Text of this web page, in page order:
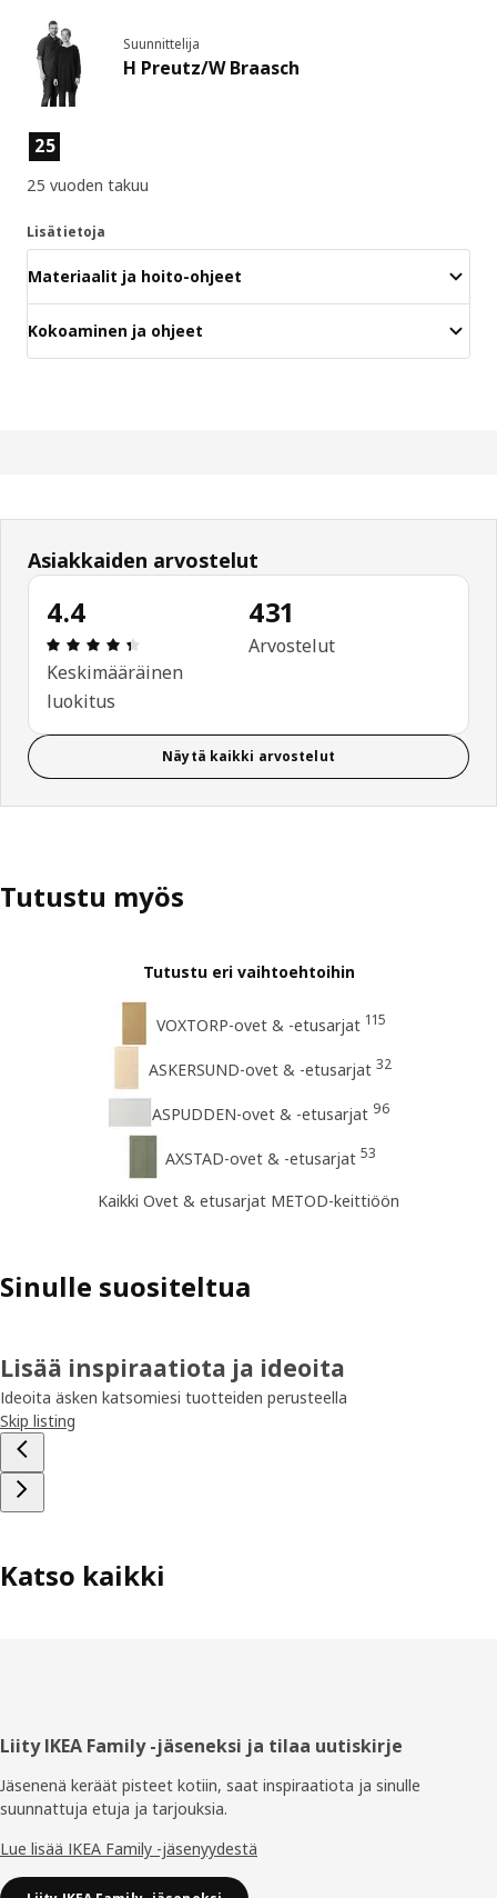
Suunnittelija
H Preutz/W Braasch
Tuotteen ominaisuudet
25
25 vuoden takuu
Lisätietoja
Materiaalit ja hoito-ohjeet
Kokoaminen ja ohjeet
Asiakkaiden arvostelut
4.4
: 4.4 / 5 tähteä. Arvostelut yhteensä: 431
Keskimääräinen
luokitus
431
Arvostelut
Näytä kaikki arvostelut
Tutustu myös
Tutustu eri vaihtoehtoihin
VOXTORP-ovet & -etusarjat 115
ASKERSUND-ovet & -etusarjat 32
ASPUDDEN-ovet & -etusarjat 96
AXSTAD-ovet & -etusarjat 53
Kaikki Ovet & etusarjat METOD-keittiöön
Sinulle suositeltua
Lisää inspiraatiota ja ideoita
Ideoita äsken katsomiesi tuotteiden perusteella
Skip listing
Katso kaikki
Alatunniste
Liity IKEA Family -jäseneksi ja tilaa uutiskirje
Jäsenenä keräät pisteet kotiin, saat inspiraatiota ja sinulle
suunnattuja etuja ja tarjouksia.​
Lue lisää IKEA Family -jäsenyydestä